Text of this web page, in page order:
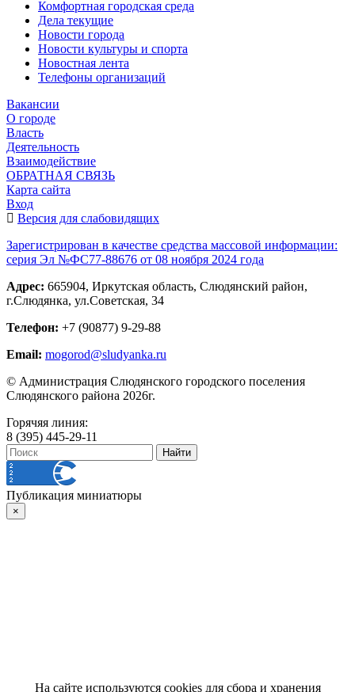
Комфортная городская среда
Дела текущие
Новости города
Новости культуры и спорта
Новостная лента
Телефоны организаций
Вакансии
О городе
Власть
Деятельность
Взаимодействие
ОБРАТНАЯ СВЯЗЬ
Карта сайта
Вход
Версия для слабовидящих
Зарегистрирован в качестве средства массовой информации:
серия Эл №ФС77-88676 от 08 ноября 2024 года
Адрес: 665904, Иркутская область, Слюдянский район,
г.Слюдянка, ул.Советская, 34
Телефон: +7 (90877) 9-29-88
Email: mogorod@sludyanka.ru
© Администрация Слюдянского городского поселения
Слюдянского района 2026г.
Горячяя линия:
8 (395) 445-29-11
Публикация миниатюры
×
На сайте используются cookies для сбора и хранения